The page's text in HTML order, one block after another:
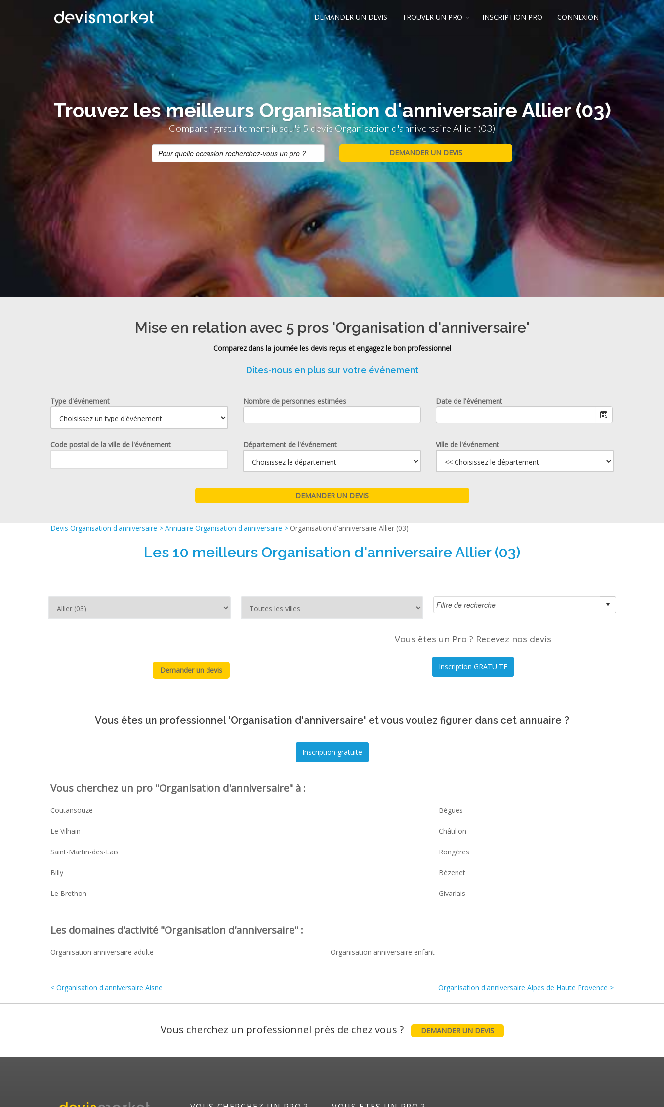
DEMANDER UN DEVIS TROUVER UN PRO INSCRIPTION PRO CONNEXION
Trouvez les meilleurs Organisation d'anniversaire Allier (03)
Comparer gratuitement jusqu'à 5 devis Organisation d'anniversaire Allier (03)
Mise en relation avec 5 pros 'Organisation d'anniversaire'
Comparez dans la journée les devis reçus et engagez le bon professionnel
Dites-nous en plus sur votre événement
Type d'événement Nombre de personnes estimées
Date de l'événement
Code postal de la ville de l'événement Département de l'événement Ville de l'événement
Devis Organisation d'anniversaire > Annuaire Organisation d'anniversaire > Organisation d'anniversaire Allier (03)
Les 10 meilleurs Organisation d'anniversaire Allier (03)
Vous êtes un Pro ? Recevez nos devis
Vous êtes un professionnel 'Organisation d'anniversaire' et vous voulez figurer dans cet annuaire ?
Vous cherchez un pro "Organisation d'anniversaire" à :
Coutansouze Bègues
Le Vilhain Châtillon
Saint-Martin-des-Lais Rongères
Billy Bézenet
Le Brethon Givarlais
Les domaines d'activité "Organisation d'anniversaire" :
Organisation anniversaire adulte Organisation anniversaire enfant
< Organisation d'anniversaire Aisne Organisation d'anniversaire Alpes de Haute Provence >
Vous cherchez un professionnel près de chez vous ? DEMANDER UN DEVIS